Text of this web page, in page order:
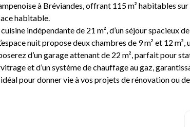
à Bréviandes, offrant 115 m² habitables
habitable.
indépendante de 21 m², d’un séjour spacieux
nuit propose deux chambres de 9 m² et 12
d’un garage attenant de 22 m², parfait pour
et d’un système de chauffage au gaz,
pour donner vie à vos projets de rénovation ou